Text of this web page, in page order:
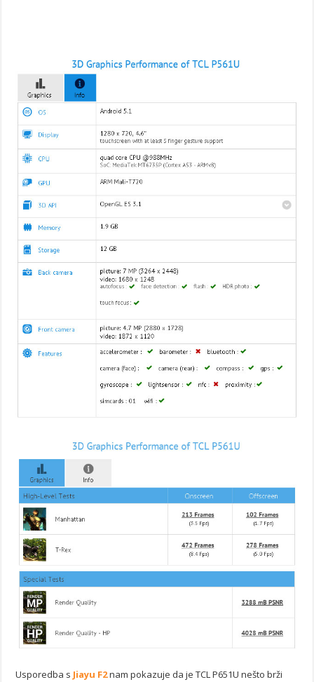
Usporedba s Jiayu F2nam pokazuje da je TCL P651U nešto brži